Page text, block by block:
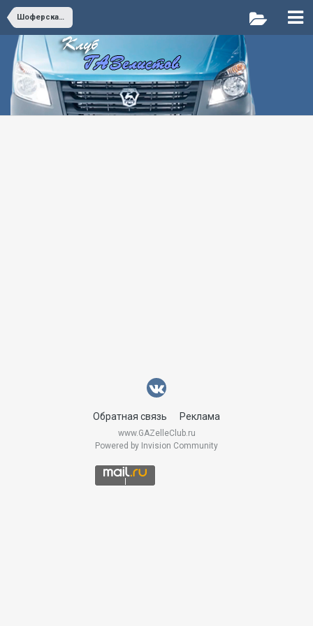
Шоферская медкомисия
Обратная связь Реклама
www.GAZelleClub.ru
Powered by Invision Community